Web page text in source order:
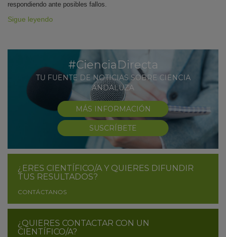
respondiendo ante posibles fallos.
Sigue leyendo
#CienciaDirecta
TU FUENTE DE NOTICIAS SOBRE CIENCIA
ANDALUZA
MÁS INFORMACIÓN
SUSCRÍBETE
¿ERES CIENTÍFICO/A Y QUIERES DIFUNDIR
TUS RESULTADOS?
CONTÁCTANOS
¿QUIERES CONTACTAR CON UN
CIENTÍFICO/A?